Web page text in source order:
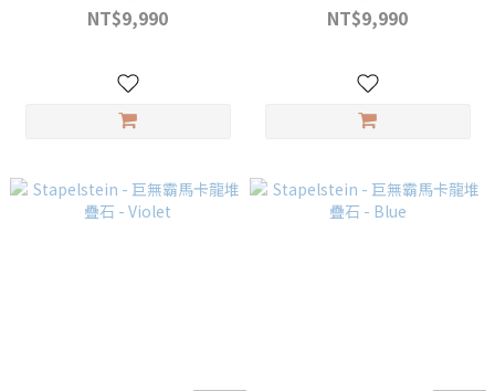
NT$9,990 NT$9,990